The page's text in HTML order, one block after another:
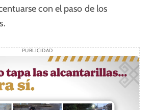
con el paso de los
PUBLICIDAD